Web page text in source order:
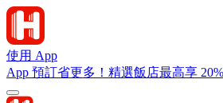
使用 App
App 預訂省更多！精選飯店最高享